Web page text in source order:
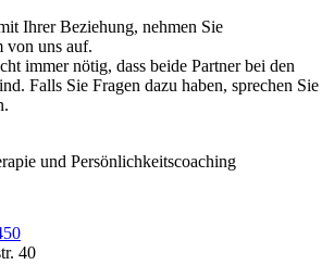
Ihrer Beziehung, nehmen Sie
von uns auf.
immer nötig, dass beide Partner bei den
Falls Sie Fragen dazu haben, sprechen Sie
40